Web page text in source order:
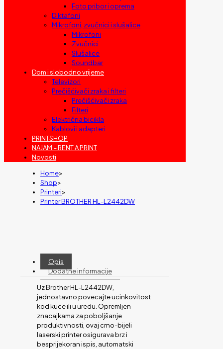
Foto pribor i oprema
Diktafoni
Mikrofoni, zvučnici i slušalice
Mikrofoni
Zvučnici
Slušalice
Soundbar
Dom i slobodno vrijeme
Televizori
Prečišćivači zraka i filteri
Prečišćivači zraka
Filteri
Električna bicikla
Kablovi i adapteri
PRINTSHOP
NAJAM – RENT A PRINT
Novosti
Home>
Shop>
Printeri>
Printer BROTHER HL-L2442DW
Opis
Dodatne informacije
Uz Brother HL-L2442DW,
jednostavno povecajte ucinkovitost
kod kuce ili u uredu. Opremljen
znacajkama za poboljšanje
produktivnosti, ovaj crno-bijeli
laserski printer osigurava brz i
besprijekoran ispis, automatski